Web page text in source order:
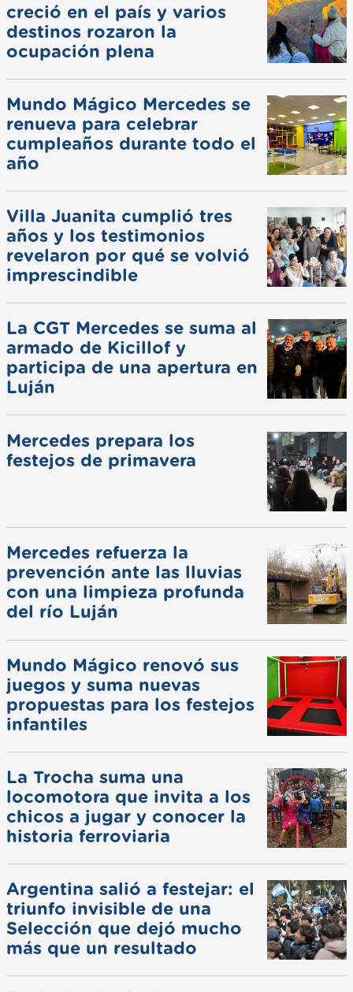
creció en el país y varios
destinos rozaron la
ocupación plena
Mundo Mágico Mercedes se
renueva para celebrar
cumpleaños durante todo el
año
Villa Juanita cumplió tres
años y los testimonios
revelaron por qué se volvió
imprescindible
La CGT Mercedes se suma al
armado de Kicillof y
participa de una apertura en
Luján
Mercedes prepara los
festejos de primavera
Mercedes refuerza la
prevención ante las lluvias
con una limpieza profunda
del río Luján
Mundo Mágico renovó sus
juegos y suma nuevas
propuestas para los festejos
infantiles
La Trocha suma una
locomotora que invita a los
chicos a jugar y conocer la
historia ferroviaria
Argentina salió a festejar: el
triunfo invisible de una
Selección que dejó mucho
más que un resultado